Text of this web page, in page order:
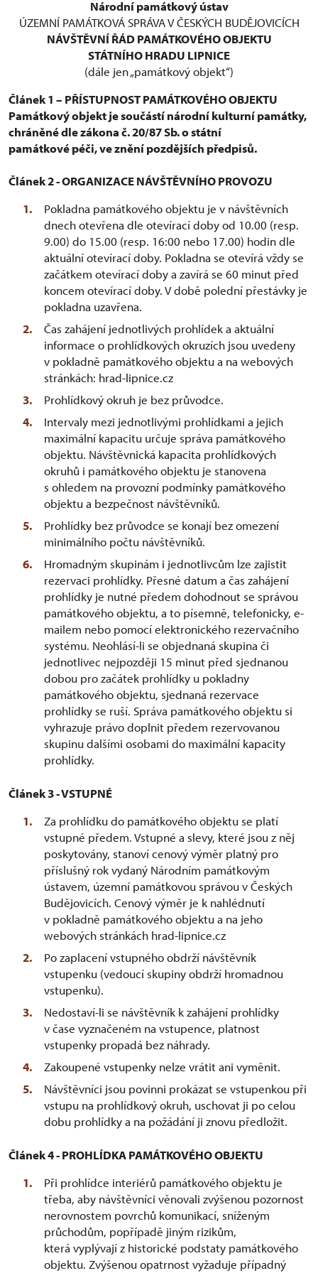
Národní památkový ústav
ÚZEMNÍ PAMÁTKOVÁ SPRÁVA V ČESKÝCH BUDĚJOVICÍCH
NÁVŠTĚVNÍ ŘÁD PAMÁTKOVÉHO OBJEKTU
STÁTNÍHO HRADU LIPNICE
(dále jen „památkový objekt“)
Článek 1 – PŘÍSTUPNOST PAMÁTKOVÉHO OBJEKTU
Památkový objekt je součástí národní kulturní památky,
chráněné dle zákona č. 20/87 Sb. o státní
památkové péči, ve znění pozdějších předpisů.
Článek 2 - ORGANIZACE NÁVŠTĚVNÍHO PROVOZU
Pokladna památkového objektu je v návštěvních
dnech otevřena dle otevírací doby od 10.00 (resp.
9.00) do 15.00 (resp. 16:00 nebo 17.00) hodin dle
aktuální otevírací doby. Pokladna se otevírá vždy se
začátkem otevírací doby a zavírá se 60 minut před
koncem otevírací doby. V době polední přestávky je
pokladna uzavřena.
Čas zahájení jednotlivých prohlídek a aktuální
informace o prohlídkových okruzích jsou uvedeny
v pokladně památkového objektu a na webových
stránkách: hrad-lipnice.cz
Prohlídkový okruh je bez průvodce.
Intervaly mezi jednotlivými prohlídkami a jejich
maximální kapacitu určuje správa památkového
objektu. Návštěvnická kapacita prohlídkových
okruhů i památkového objektu je stanovena
s ohledem na provozní podmínky památkového
objektu a bezpečnost návštěvníků.
Prohlídky bez průvodce se konají bez omezení
minimálního počtu návštěvníků.
Hromadným skupinám i jednotlivcům lze zajistit
rezervaci prohlídky. Přesné datum a čas zahájení
prohlídky je nutné předem dohodnout se správou
památkového objektu, a to písemně, telefonicky, e-
mailem nebo pomocí elektronického rezervačního
systému. Neohlásí-li se objednaná skupina či
jednotlivec nejpozději 15 minut před sjednanou
dobou pro začátek prohlídky u pokladny
památkového objektu, sjednaná rezervace
prohlídky se ruší. Správa památkového objektu si
vyhrazuje právo doplnit předem rezervovanou
skupinu dalšími osobami do maximální kapacity
prohlídky.
Článek 3 - VSTUPNÉ
Za prohlídku do památkového objektu se platí
vstupné předem. Vstupné a slevy, které jsou z něj
poskytovány, stanoví cenový výměr platný pro
příslušný rok vydaný Národním památkovým
ústavem, územní památkovou správou v Českých
Budějovicích. Cenový výměr je k nahlédnutí
v pokladně památkového objektu a na jeho
webových stránkách hrad-lipnice.cz
Po zaplacení vstupného obdrží návštěvník
vstupenku (vedoucí skupiny obdrží hromadnou
vstupenku).
Nedostaví-li se návštěvník k zahájení prohlídky
v čase vyznačeném na vstupence, platnost
vstupenky propadá bez náhrady.
Zakoupené vstupenky nelze vrátit ani vyměnit.
Návštěvníci jsou povinni prokázat se vstupenkou při
vstupu na prohlídkový okruh, uschovat ji po celou
dobu prohlídky a na požádání ji znovu předložit.
Článek 4 - PROHLÍDKA PAMÁTKOVÉHO OBJEKTU
Při prohlídce interiérů památkového objektu je
třeba, aby návštěvníci věnovali zvýšenou pozornost
nerovnostem povrchů komunikací, sníženým
průchodům, popřípadě jiným rizikům,
která vyplývají z historické podstaty památkového
objektu. Zvýšenou opatrnost vyžaduje případný